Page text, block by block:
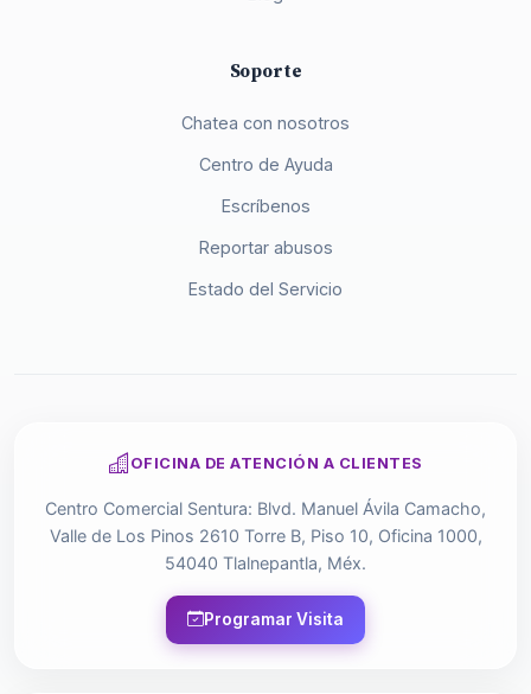
Soporte
Chatea con nosotros
Centro de Ayuda
Escríbenos
Reportar abusos
Estado del Servicio
OFICINA DE ATENCIÓN A CLIENTES
Centro Comercial Sentura: Blvd. Manuel Ávila Camacho,
Valle de Los Pinos 2610 Torre B, Piso 10, Oficina 1000,
54040 Tlalnepantla, Méx.
Programar Visita